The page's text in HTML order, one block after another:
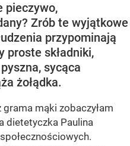
pieczywo,
Zrób te wyjątkowe
przypominają
proste składniki,
sycąca
żołądka.
mąki zobaczyłam
dietetyczka Paulina